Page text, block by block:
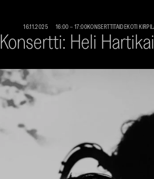
16.11.2025 16:00– 17:00KONSERTTITAIDEKOTI
Konsertti: Heli